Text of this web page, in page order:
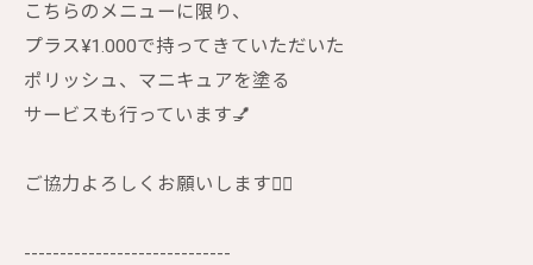
こちらのメニューに限り、
プラス¥1.000で持ってきていただいた
ポリッシュ、マニキュアを塗る
サービスも行っています💅
ご協力よろしくお願いします🙇‍♀️
-----------------------------